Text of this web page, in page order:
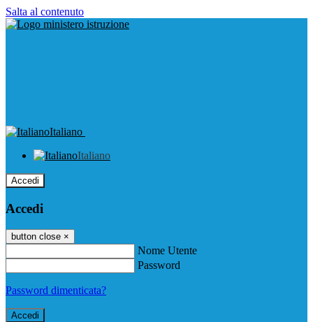
Salta al contenuto
Italiano
Italiano
Accedi
Accedi
button close ×
Nome Utente
Password
Password dimenticata?